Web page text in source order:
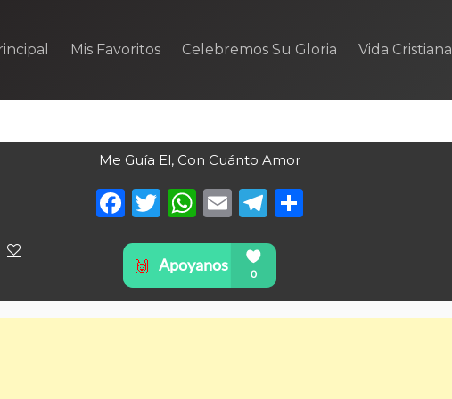
Mis Favoritos Celebremos Su Gloria Vida Cristiana
Me Guía El, Con Cuánto Amor
Facebook
Twitter
WhatsApp
EmailTelegram